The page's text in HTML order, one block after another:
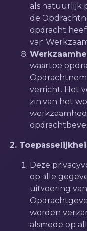
als natuurlijk
de
opdracht
van
waartoe
verricht. Het
zin van het
2.
Deze
op alle
uitvoering
worden
alsmede op